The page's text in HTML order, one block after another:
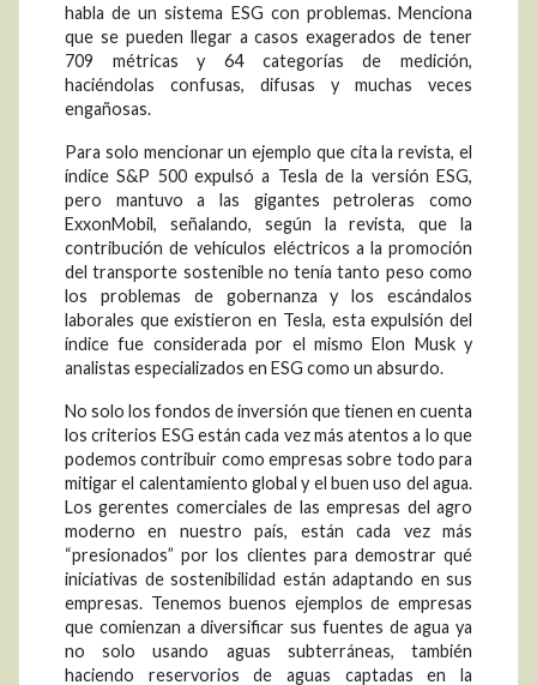
habla de un sistema ESG con problemas. Menciona
que se pueden llegar a casos exagerados de tener
709 métricas y 64 categorías de medición,
haciéndolas confusas, difusas y muchas veces
engañosas.
Para solo mencionar un ejemplo que cita la revista, el
índice S&P 500 expulsó a Tesla de la versión ESG,
pero mantuvo a las gigantes petroleras como
ExxonMobil, señalando, según la revista, que la
contribución de vehículos eléctricos a la promoción
del transporte sostenible no tenía tanto peso como
los problemas de gobernanza y los escándalos
laborales que existieron en Tesla, esta expulsión del
índice fue considerada por el mismo Elon Musk y
analistas especializados en ESG como un absurdo.
No solo los fondos de inversión que tienen en cuenta
los criterios ESG están cada vez más atentos a lo que
podemos contribuir como empresas sobre todo para
mitigar el calentamiento global y el buen uso del agua.
Los gerentes comerciales de las empresas del agro
moderno en nuestro país, están cada vez más
“presionados” por los clientes para demostrar qué
iniciativas de sostenibilidad están adaptando en sus
empresas. Tenemos buenos ejemplos de empresas
que comienzan a diversificar sus fuentes de agua ya
no solo usando aguas subterráneas, también
haciendo reservorios de aguas captadas en la